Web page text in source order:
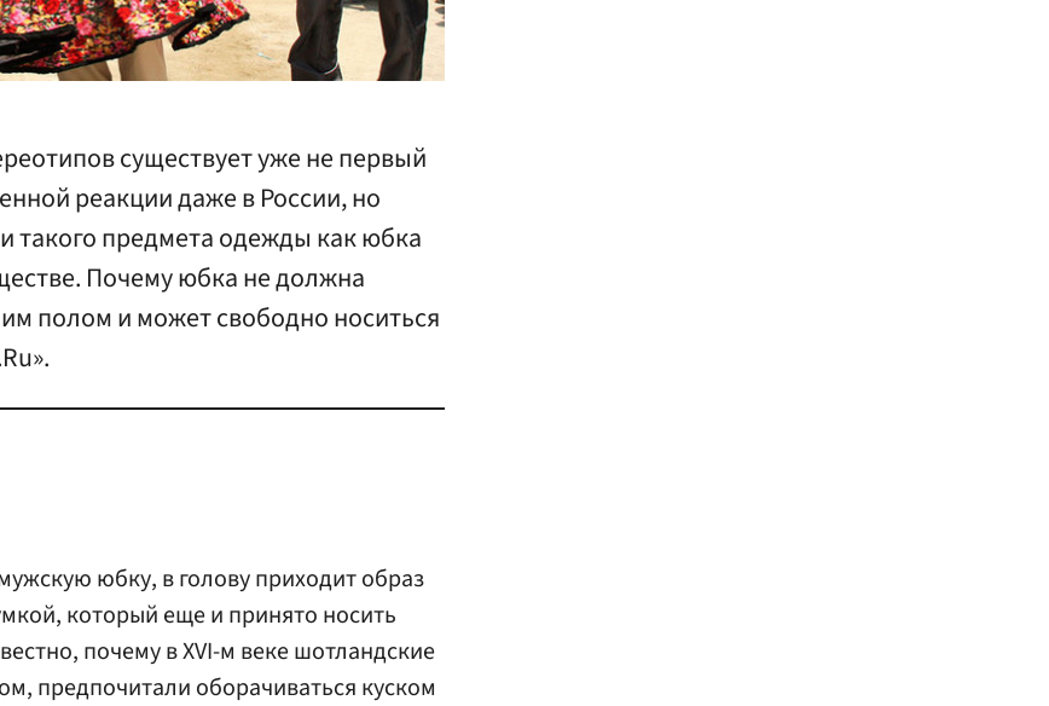
существует уже не первый
реакции даже в России, но
предмета одежды как юбка
Почему юбка не должна
полом и может свободно носиться
юбку, в голову приходит образ
который еще и принято носить
почему в XVI-м веке шотландские
предпочитали оборачиваться куском